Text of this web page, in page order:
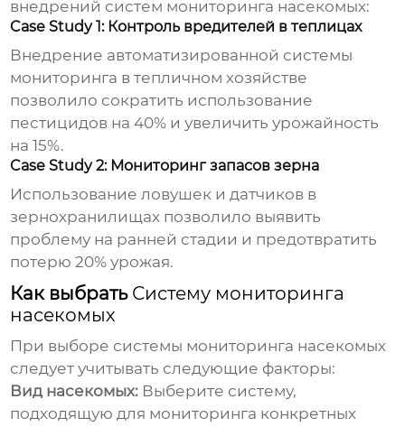
внедрений систем мониторинга насекомых:
Case Study 1: Контроль вредителей в теплицах
Внедрение автоматизированной системы
мониторинга в тепличном хозяйстве
позволило сократить использование
пестицидов на 40% и увеличить урожайность
на 15%.
Case Study 2: Мониторинг запасов зерна
Использование ловушек и датчиков в
зернохранилищах позволило выявить
проблему на ранней стадии и предотвратить
потерю 20% урожая.
Как выбрать Систему мониторинга
насекомых
При выборе системы мониторинга насекомых
следует учитывать следующие факторы:
Вид насекомых: Выберите систему,
подходящую для мониторинга конкретных